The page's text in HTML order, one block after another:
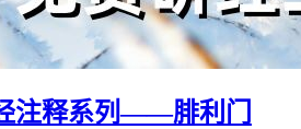
注释系列——腓利门